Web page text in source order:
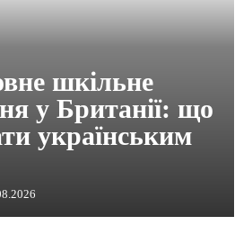
шкільне
у Британії: що
українським